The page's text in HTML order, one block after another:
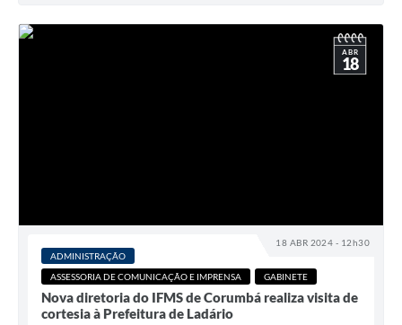
18 ABR 2024 - 12h30
ABR
18
ADMINISTRAÇÃO
ASSESSORIA DE COMUNICAÇÃO E IMPRENSA
GABINETE
Nova diretoria do IFMS de Corumbá realiza visita de
cortesia à Prefeitura de Ladário